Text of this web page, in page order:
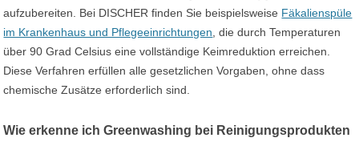
aufzubereiten. Bei DISCHER finden Sie beispielsweise Fäkalienspüle
im Krankenhaus und Pflegeeinrichtungen , die durch Temperaturen
über 90 Grad Celsius eine vollständige Keimreduktion erreichen.
Diese Verfahren erfüllen alle gesetzlichen Vorgaben, ohne dass
chemische Zusätze erforderlich sind.
Wie erkenne ich Greenwashing bei Reinigungsprodukten